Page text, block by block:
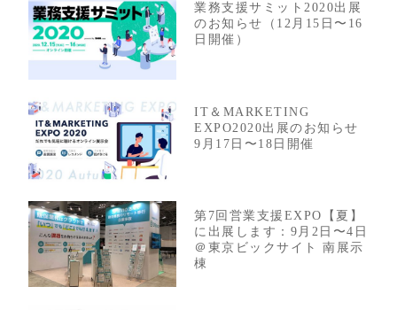
業務支援サミット2020出展
のお知らせ（12月15日〜16
日開催）
IT＆MARKETING
EXPO2020出展のお知らせ
9月17日〜18日開催
第7回営業支援EXPO【夏】
に出展します：9月2日〜4日
＠東京ビックサイト 南展示
棟